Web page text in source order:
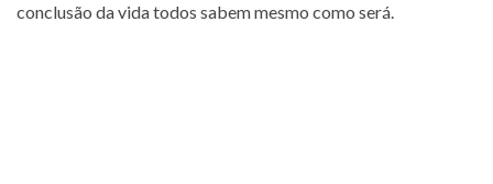
conclusão da vida todos sabem mesmo como será.